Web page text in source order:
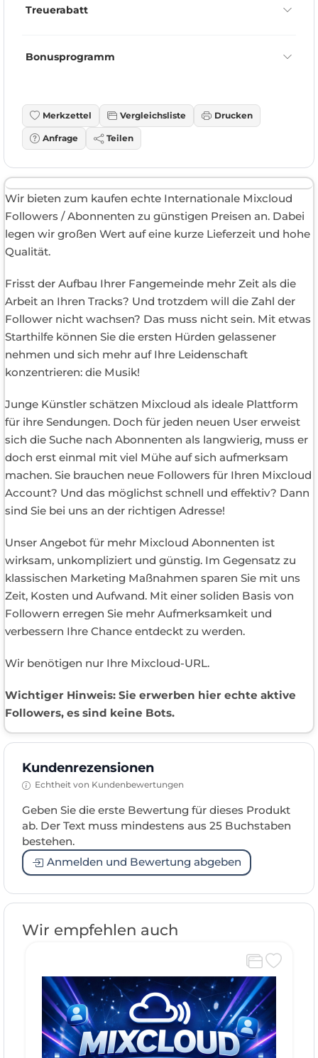
Treuerabatt
Bonusprogramm
Merkzettel Vergleichsliste Drucken
Anfrage Teilen
Wir bieten zum kaufen echte Internationale Mixcloud
Followers / Abonnenten zu günstigen Preisen an. Dabei
legen wir großen Wert auf eine kurze Lieferzeit und hohe
Qualität.
Frisst der Aufbau Ihrer Fangemeinde mehr Zeit als die
Arbeit an Ihren Tracks? Und trotzdem will die Zahl der
Follower nicht wachsen? Das muss nicht sein. Mit etwas
Starthilfe können Sie die ersten Hürden gelassener
nehmen und sich mehr auf Ihre Leidenschaft
konzentrieren: die Musik!
Junge Künstler schätzen Mixcloud als ideale Plattform
für ihre Sendungen. Doch für jeden neuen User erweist
sich die Suche nach Abonnenten als langwierig, muss er
doch erst einmal mit viel Mühe auf sich aufmerksam
machen. Sie brauchen neue Followers für Ihren Mixcloud
Account? Und das möglichst schnell und effektiv? Dann
sind Sie bei uns an der richtigen Adresse!
Unser Angebot für mehr Mixcloud Abonnenten ist
wirksam, unkompliziert und günstig. Im Gegensatz zu
klassischen Marketing Maßnahmen sparen Sie mit uns
Zeit, Kosten und Aufwand. Mit einer soliden Basis von
Followern erregen Sie mehr Aufmerksamkeit und
verbessern Ihre Chance entdeckt zu werden.
Wir benötigen nur Ihre Mixcloud-URL.
Wichtiger Hinweis: Sie erwerben hier echte aktive
Followers, es sind keine Bots.
Kundenrezensionen
Echtheit von Kundenbewertungen
Geben Sie die erste Bewertung für dieses Produkt
ab. Der Text muss mindestens aus 25 Buchstaben
bestehen.
Anmelden und Bewertung abgeben
Wir empfehlen auch